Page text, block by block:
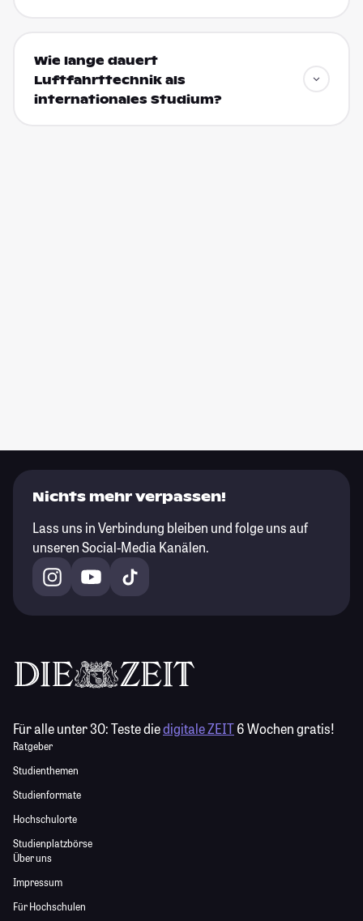
Wie lange dauert
Luftfahrttechnik als
internationales Studium?
Nichts mehr verpassen!
Lass uns in Verbindung bleiben und folge uns auf
unseren Social-Media Kanälen.
Für alle unter 30:Teste diedigitale ZEIT6 Wochen gratis!
Ratgeber
Studienthemen
Studienformate
Hochschulorte
Studienplatzbörse
Über uns
Impressum
Für Hochschulen